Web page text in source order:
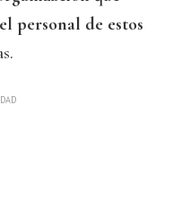
personal de estos